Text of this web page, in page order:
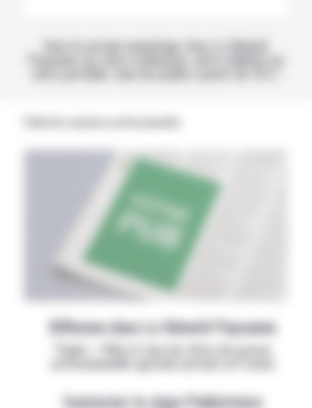
Avec la version numérique, lisez La Volonté
Paysanne sur votre ordinateur, votre tablette ou
Diffusion dans La Volonté Paysanne
Papier + Web et tous les titres de presse
Contacter la régie Publicitaire